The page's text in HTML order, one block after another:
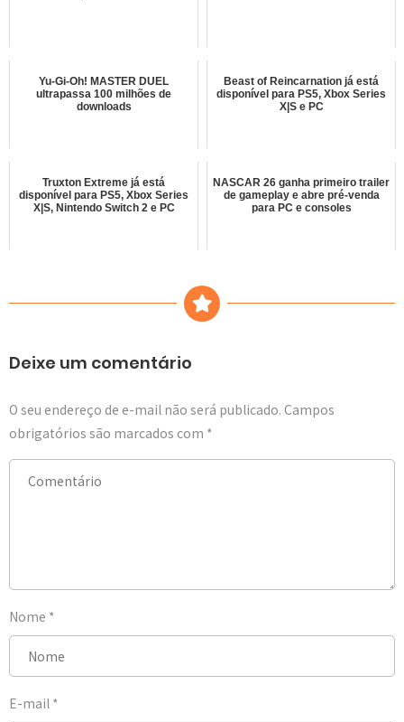
Yu-Gi-Oh! MASTER DUEL
ultrapassa 100 milhões de
downloads
Beast of Reincarnation já está
disponível para PS5, Xbox Series
X|S e PC
Truxton Extreme já está
disponível para PS5, Xbox Series
X|S, Nintendo Switch 2 e PC
NASCAR 26 ganha primeiro trailer
de gameplay e abre pré-venda
para PC e consoles
Deixe um comentário
O seu endereço de e-mail não será publicado. Campos
obrigatórios são marcados com *
Nome *
E-mail *